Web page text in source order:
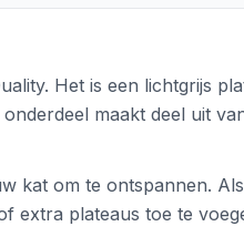
Het is een lichtgrijs
maakt deel uit
kat om te ontspannen.
extra plateaus toe te